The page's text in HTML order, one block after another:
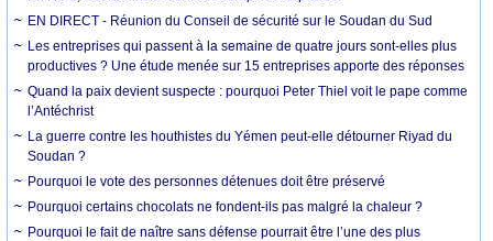
EN DIRECT - Réunion du Conseil de sécurité sur le Soudan du Sud
Les entreprises qui passent à la semaine de quatre jours sont-elles plus
productives ? Une étude menée sur 15 entreprises apporte des réponses
Quand la paix devient suspecte : pourquoi Peter Thiel voit le pape comme
l’Antéchrist
La guerre contre les houthistes du Yémen peut-elle détourner Riyad du
Soudan ?
Pourquoi le vote des personnes détenues doit être préservé
Pourquoi certains chocolats ne fondent-ils pas malgré la chaleur ?
Pourquoi le fait de naître sans défense pourrait être l’une des plus